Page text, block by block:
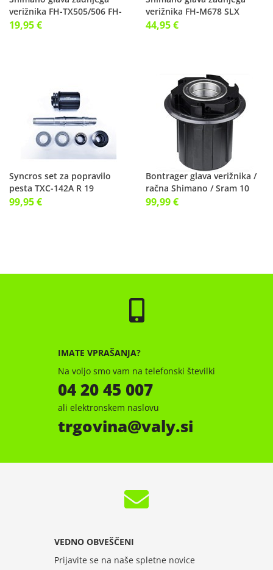
verižnika FH-TX505/506 FH-
MT200-B
19,95 €
verižnika FH-M678 SLX
44,95 €
Syncros set za popravilo
pesta TXC-142A R 19
99,95 €
Bontrager glava verižnika /
račna Shimano / Sram 10
prestav
99,99 €
IMATE VPRAŠANJA?
Na voljo smo vam na telefonski številki
04 20 45 007
ali elektronskem naslovu
trgovina valy.si
VEDNO OBVEŠČENI
Prijavite se na naše spletne novice